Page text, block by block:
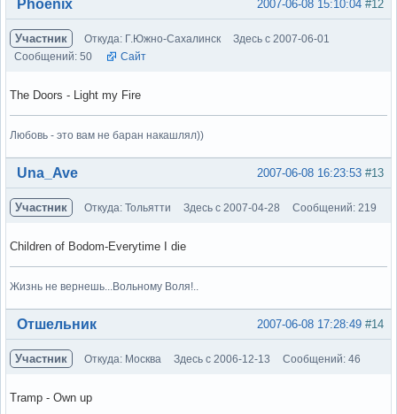
#12
2007-06-08 15:10:04
Phoenix
Участник Откуда: Г.Южно-Сахалинск
Здесь с 2007-06-01
Сообщений: 50
Сайт
The Doors - Light my Fire
Любовь - это вам не баран накашлял))
Вне форума #13
2007-06-08 16:23:53
Una_Ave
Участник Откуда: Тольятти Здесь с 2007-04-28 Сообщений: 219
Children of Bodom-Everytime I die
Жизнь не вернешь...Вольному Воля!..
Вне форума #14
2007-06-08 17:28:49
Отшельник
Участник Откуда: Москва Здесь с 2006-12-13 Сообщений: 46
Tramp - Own up